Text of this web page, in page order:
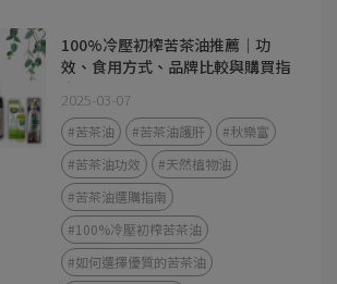
100%冷壓初榨苦茶油推薦｜功
效、食用方式、品牌比較與購買指
南
2025-03-07
#苦茶油 #苦茶油護肝
#秋樂富
#苦茶油功效
#天然植物油
#苦茶油選購指南
#100%冷壓初榨苦茶油
#如何選擇優質的苦茶油